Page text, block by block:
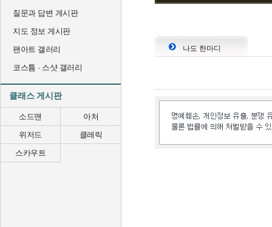
질문과 답변 게시판
지도 정보 게시판
팬아트 갤러리
코스튬 · 스샷 갤러리
클래스 게시판
소드맨
아처
위저드
클레릭
스카우트
나도 한마디